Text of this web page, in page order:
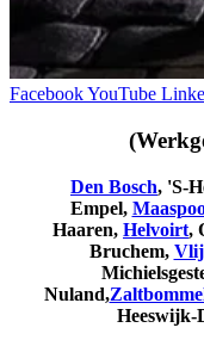
FacebookYouTube
Den Bosch, 'S-
Empel,
Haaren, Helvoirt,
Bruchem,
Nuland,
Heeswijk-